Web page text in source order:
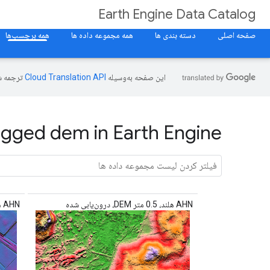
Earth Engine Data Catalog
صفحه اصلی
دسته بندی ها همه مجموعه داده ها همه برچسب‌ها
این صفحه به‌وسیله ترجمه
dem in Earth Engine
AHN هلند، 0.5 متر DEM، درون‌یابی شده AHN هلند 0.5 متر DEM، بدون درون‌یابی